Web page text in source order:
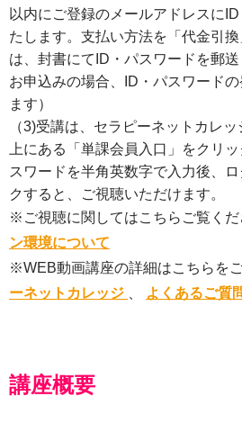
以内にご登録のメールアドレスに
たします。支払い方法を「代金引
は、封書にてID・パスワードを郵
お申込みの場合、ID・パスワード
ます）
（3)受講は、セラピーネットカレ
上にある「単課会員入口」をクリ
スワードを半角英数字で入力後、
クすると、ご視聴いただけます。
※ご視聴に関してはこちらご覧く
ン環境について
※WEB動画講座の詳細はこちらを
ーネットカレッジ
よくあるご質
講座概要